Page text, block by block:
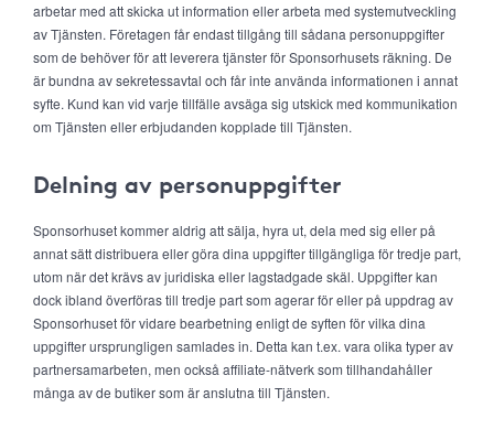
arbetar med att skicka ut information eller arbeta med systemutveckling
av Tjänsten. Företagen får endast tillgång till sådana personuppgifter
som de behöver för att leverera tjänster för Sponsorhusets räkning. De
är bundna av sekretessavtal och får inte använda informationen i annat
syfte. Kund kan vid varje tillfälle avsäga sig utskick med kommunikation
om Tjänsten eller erbjudanden kopplade till Tjänsten.
Delning av personuppgifter
Sponsorhuset kommer aldrig att sälja, hyra ut, dela med sig eller på
annat sätt distribuera eller göra dina uppgifter tillgängliga för tredje part,
utom när det krävs av juridiska eller lagstadgade skäl. Uppgifter kan
dock ibland överföras till tredje part som agerar för eller på uppdrag av
Sponsorhuset för vidare bearbetning enligt de syften för vilka dina
uppgifter ursprungligen samlades in. Detta kan t.ex. vara olika typer av
partnersamarbeten, men också affiliate-nätverk som tillhandahåller
många av de butiker som är anslutna till Tjänsten.